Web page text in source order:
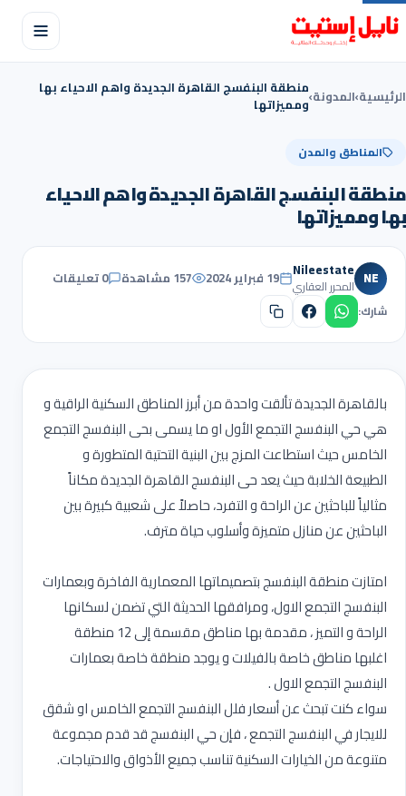
الرئيسية›المدونة›منطقة البنفسج القاهرة الجديدة واهم الاحياء بها
ومميزاتها
المناطق والمدن
منطقة البنفسج القاهرة الجديدة واهم الاحياء
بها ومميزاتها
NE
Nileestate
المحرر العقاري 19 فبراير 2024 157 مشاهدة 0 تعليقات
شارك:
بالقاهرة الجديدة تألقت واحدة من أبرز المناطق السكنية الراقية و
هي حي البنفسج التجمع الأول او ما يسمى بحى البنفسج التجمع
الخامس حيث استطاعت المزج بين البنية التحتية المتطورة و
الطبيعة الخلابة حيث يعد حى البنفسج القاهرة الجديدة مكاناً
مثالياً للباحثين عن الراحة و التفرد، حاصلاً على شعبية كبيرة بين
الباحثين عن منازل متميزة وأسلوب حياة مترف.
امتازت منطقة البنفسج بتصميماتها المعمارية الفاخرة وبعمارات
البنفسج التجمع الاول، ومرافقها الحديثة التي تضمن لسكانها
الراحة و التميز ، مقدمة بها مناطق مقسمة إلى 12 منطقة
اغلبها مناطق خاصة بالفيلات و يوجد منطقة خاصة بعمارات
البنفسج التجمع الاول .
سواء كنت تبحث عن أسعار فلل البنفسج التجمع الخامس او شقق
للايجار في البنفسج التجمع ، فإن حي البنفسج قد قدم مجموعة
متنوعة من الخيارات السكنية تناسب جميع الأذواق والاحتياجات.